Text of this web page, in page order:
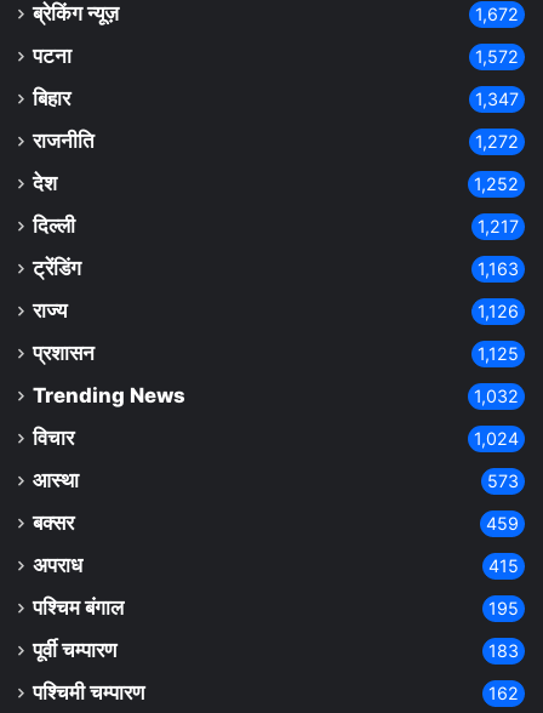
ब्रेकिंग न्यूज़ 1,672
पटना 1,572
बिहार 1,347
राजनीति 1,272
देश 1,252
दिल्ली 1,217
ट्रेंडिंग 1,163
राज्य 1,126
प्रशासन 1,125
Trending News 1,032
विचार 1,024
आस्था 573
बक्सर 459
अपराध 415
पश्चिम बंगाल 195
पूर्वी चम्पारण 183
पश्चिमी चम्पारण 162